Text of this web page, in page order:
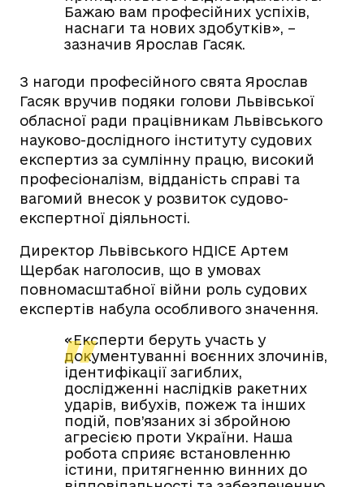
Бажаю вам професійних успіхів,
наснаги та нових здобутків», –
зазначив Ярослав Гасяк.
З нагоди професійного свята Ярослав
Гасяк вручив подяки голови Львівської
обласної ради працівникам Львівського
науково-дослідного інституту судових
експертиз за сумлінну працю, високий
професіоналізм, відданість справі та
вагомий внесок у розвиток судово-
експертної діяльності.
Директор Львівського НДІСЕ Артем
Щербак наголосив, що в умовах
повномасштабної війни роль судових
експертів набула особливого значення.
«Експерти беруть участь у
документуванні воєнних злочинів,
ідентифікації загиблих,
дослідженні наслідків ракетних
ударів, вибухів, пожеж та інших
подій, пов’язаних зі збройною
агресією проти України. Наша
робота сприяє встановленню
істини, притягненню винних до